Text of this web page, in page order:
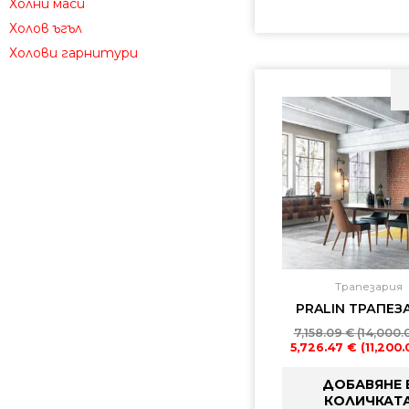
Холов ъгъл
Холови гарнитури
Трапезария
PRALIN
7,158.09€
5,726.47€
ДОБАВЯНЕ